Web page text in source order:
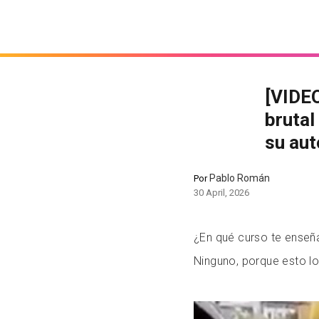
brutal
su
PorPablo Román
30 April, 2026
¿En qué curso te
Ninguno, porque esto